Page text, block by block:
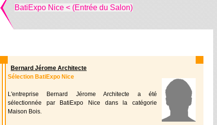
BatiExpo Nice < (Entrée du Salon)
Bernard Jérome Architecte
Sélection BatiExpo Nice
L'entreprise Bernard Jérome Architecte a été
sélectionnée par BatiExpo Nice dans la catégorie
Maison Bois.